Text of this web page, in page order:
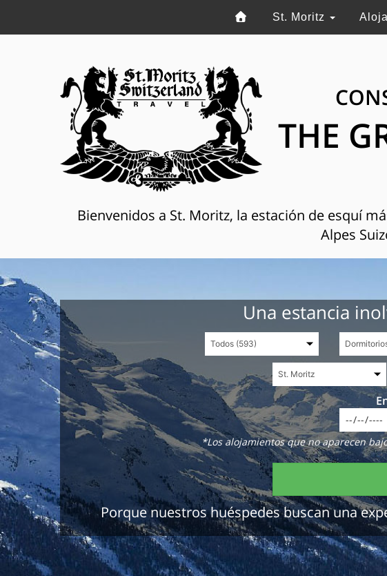
St. Moritz
THE
Bienvenidos a St. Moritz, la estación de esquí
Alpes
Una estancia
*Los alojamientos que no aparecen
Porque nuestros huéspedes buscan una